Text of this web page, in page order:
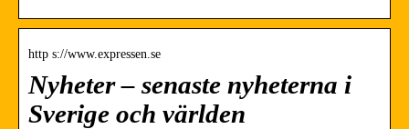
http s://www.expressen.se
Nyheter – senaste nyheterna i
Sverige och världen